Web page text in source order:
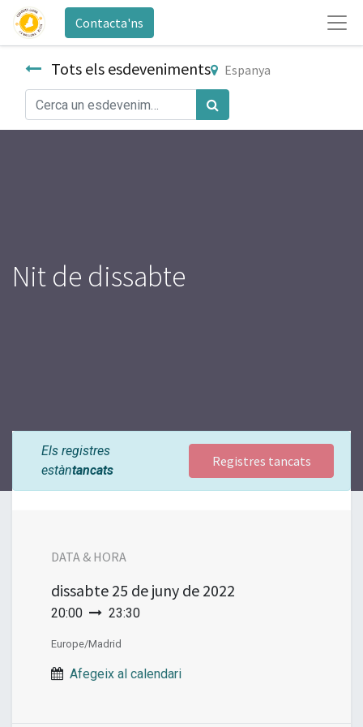
Contacta'ns
Tots els esdeveniments Espanya
Nit de dissabte
Els registres
estàntancats
Registres tancats
DATA & HORA
dissabte 25 de juny de 2022
20:00 23:30
Europe/Madrid
Afegeix al calendari